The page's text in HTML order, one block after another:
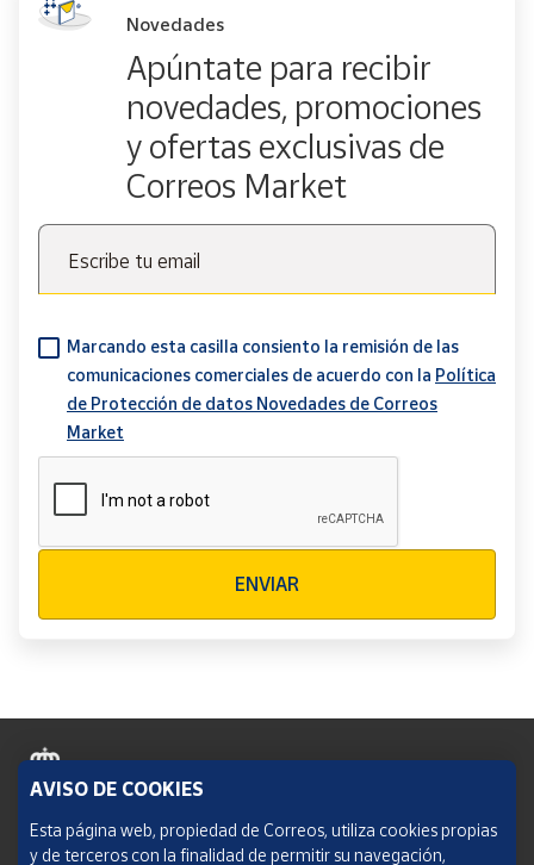
Novedades
Apúntate para recibir
novedades, promociones
y ofertas exclusivas de
Correos Market
Escribe tu email
Marcando esta casilla consiento la remisión de las
comunicaciones comerciales de acuerdo con la Política
de Protección de datos Novedades de Correos
Market
ENVIAR
Política de cookies
AVISO DE COOKIES
Esta página web, propiedad de Correos, utiliza cookies propias
y de terceros con la finalidad de permitir su navegación,